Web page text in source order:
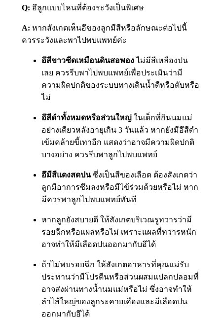
Q: อึลูกแบบไหนที่ต้องระวังเป็นพิเศษ
A: หากสังเกตเห็นอึของลูกมีสีหรือลักษณะต่อไปนี้
ควรระวังและพาไปพบแพทย์ค่ะ
อึสีขาวซีดเหมือนดินสอพองไม่มีสีเหลืองปน
เลย ควรรีบพาไปพบแพทย์เพื่อประเมินว่ามี
ความผิดปกติของระบบทางเดินน้ำดีหรือตับหรือ
ไม่
อึสีดำทั้งหมดหรือส่วนใหญ่ในเด็กที่กินนมแม่
อย่างเดียวหลังอายุเกิน 3 วันแล้ว หากยังมีอึสีดำ
เข้มคล้ายขี้เทาอีก แสดงว่าอาจมีความผิดปกติ
บางอย่าง ควรรีบพาลูกไปพบแพทย์
อึมีสีแดงสดปนซึ่งเป็นสีของเลือด ต้องสังเกตว่า
ลูกมีอาการซึมลงหรือมีไข้ร่วมด้วยหรือไม่ หาก
มีควรพาลูกไปพบแพทย์ทันที
หากลูกยังสบายดี ให้สังเกตบริเวณรูทวารว่ามี
รอยฉีกหรือแผลหรือไม่ เพราะแผลที่ทวารหนัก
อาจทำให้มีเลือดปนออกมากับอึได้
ถ้าไม่พบรอยฉีก ให้สังเกตอาหารที่คุณแม่รับ
ประทานว่ามีโปรตีนหรือส่วนผสมแปลกปลอมที่
อาจส่งผ่านทางน้ำนมแม่หรือไม่ ซึ่งอาจทำให้
ลำไส้ใหญ่ของลูกระคายเคืองและมีเลือดปน
ออกมากับอึได้